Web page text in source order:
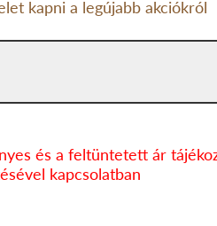
kapni a legújabb akciókról
és a feltüntetett ár
kapcsolatban